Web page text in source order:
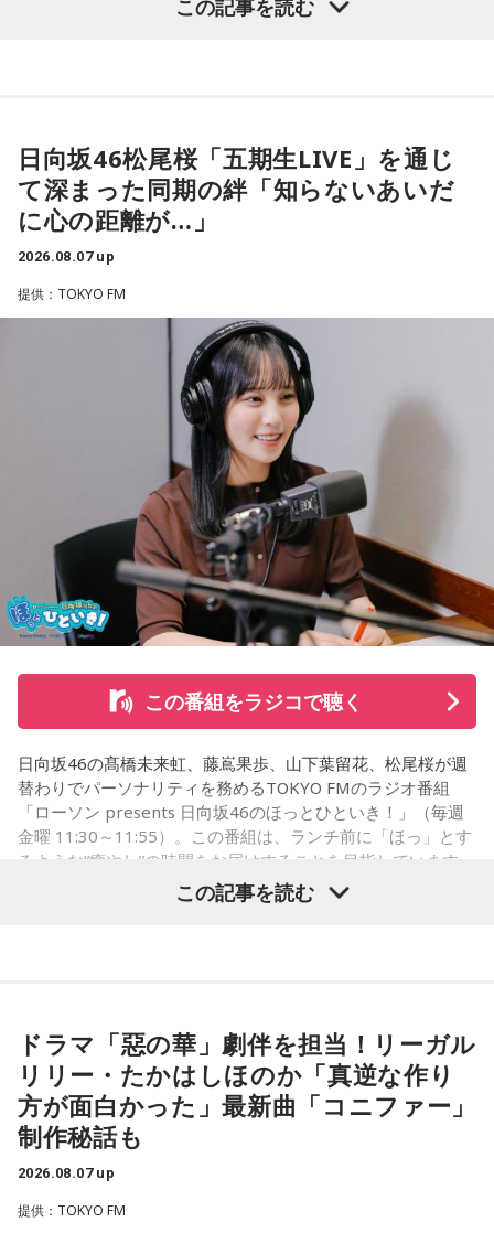
◆“真逆な作り方”で楽曲制作
リーガルリリーは高校在学時から注目を集め、国内大型ロッ
た世界最大級の音楽フェスティバル「SXSW（サウス・バイ・
サウスウエスト）」の出演や中国ツアーの開催など、海外で
のライブも経験。そのほか、2019年公開の映画「惡の華」で
は主題歌と劇中歌を担当し、今年4月から放送されたテレビド
ラマ版「惡の華」では、たかはしほのかさんが劇伴を担当。
そして、今秋には初のアジアツアーの開催が決定していま
遠山：僕は「惡の華」が好きで、（テレビドラマ版ではW主
演の）あのちゃんと鈴木福くんがめちゃくちゃ素晴らしかっ
たですけど、そういうドラマの音楽って、どう作っていく
ほのか：私も今回初めて関わらせてもらったんですけど、今
まで作ってきたライブでやる曲やバンドでやる曲の作り方と
いうか。リーガルリリーでは、音楽を聴いてほしくて作って
いるんですけれど、ドラマの音楽は、映像を観てもらわない
から、音楽を通して真逆な作り方を体験できて、めちゃめち
ゃ面白かったです。
ー」を配信リリースしました。おめでとうございます。
ほのか・海：ありがとうございます。
潮：「コニファー」はテレビアニメ「これ描いて死ね」のエ
遠山：テレビアニメの楽曲を手がけるのは初めてじゃないよ
この記事を読む
日向坂46松尾桜「五期生LIVE」を通じ
て深まった同期の絆「知らないあいだ
に心の距離が…」
2026.08.07 up
提供：TOKYO FM
この番組をラジコで聴く
日向坂46の髙橋未来虹、藤嶌果歩、山下葉留花、松尾桜が週
替わりでパーソナリティを務めるTOKYO FMのラジオ番組
「ローソン presents 日向坂46のほっとひといき！」（毎週
金曜 11:30～11:55）。この番組は、ランチ前に「ほっ」とす
るような“癒やし”の時間をお届けすることを目指しています
が、たまに（？）脱線してしまう番組です。7月31日（金）
の放送は、山下と松尾の2人でお届け！ ここでは、松尾が7月
パーソナリティの松尾桜
松尾：7月15日、16日におこなわれた「五期生LIVE」にお越
しいただいたファンの皆さん。そして、配信で見てくださっ
山下：お疲れさまー（拍手）！
この記事を読む
ドラマ「惡の華」劇伴を担当！リーガル
リリー・たかはしほのか「真逆な作り
方が面白かった」最新曲「コニファー」
制作秘話も
2026.08.07 up
提供：TOKYO FM